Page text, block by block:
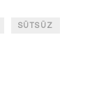
SÜTSÜZ